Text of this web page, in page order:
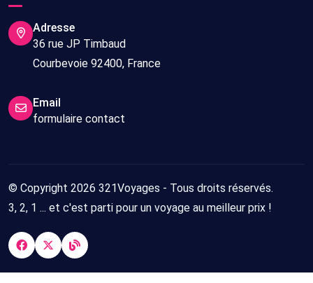
Adresse
36 rue JP Timbaud
Courbevoie 92400, France
Email
formulaire contact
© Copyright 2026 321Voyages - Tous droits réservés.
3, 2, 1 ... et c'est parti pour un voyage au meilleur prix !